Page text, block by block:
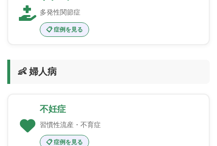
多発性関節症
📋 症例を見る
👶 婦人病
不妊症
習慣性流産・不育症
📋 症例を見る